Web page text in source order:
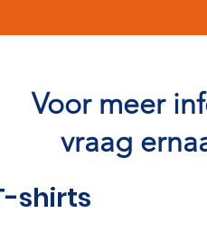
shirts
Voor meer
vraag